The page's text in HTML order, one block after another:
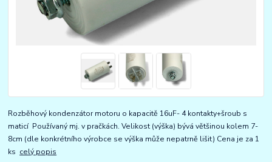
Rozběhový kondenzátor motoru o kapacitě 16uF- 4 kontakty+šroub s
maticí Používaný mj. v pračkách. Velikost (výška) bývá většinou kolem 7-
8cm (dle konkrétního výrobce se výška může nepatrně lišit) Cena je za 1
ks celý popis